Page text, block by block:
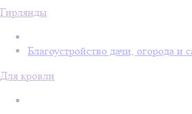
Гирлянды
Благоустройство дачи, огорода и
Для кровли